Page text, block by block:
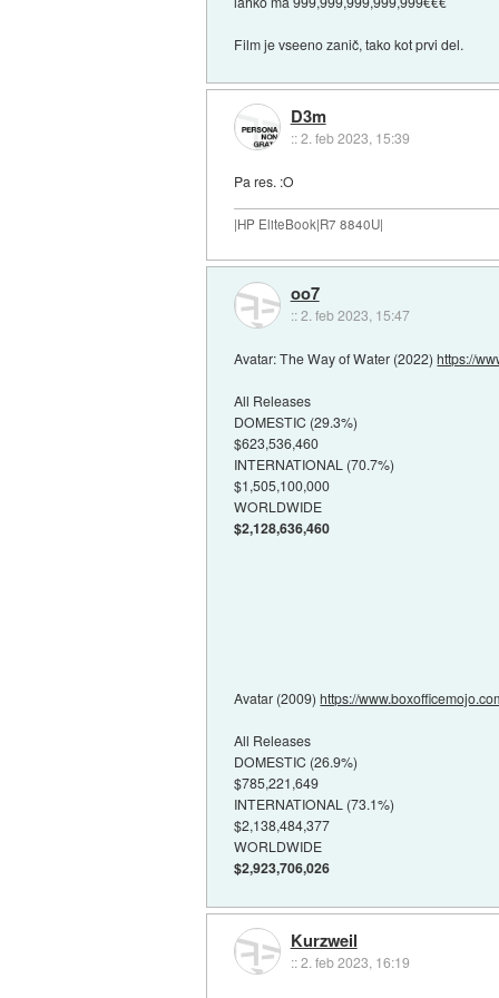
Film je vseeno zanič, tako kot prvi del.
D3m
::2. feb 2023, 15:39
Pa res. :O
|HP EliteBook|R7 8840U|
oo7
::2. feb 2023, 15:47
Avatar: The Way of Water (2022)https://
All Releases
DOMESTIC (29.3%)
$623,536,460
INTERNATIONAL (70.7%)
$1,505,100,000
WORLDWIDE
$2,128,636,460
Avatar (2009)https://
All Releases
DOMESTIC (26.9%)
$785,221,649
INTERNATIONAL (73.1%)
$2,138,484,377
WORLDWIDE
$2,923,706,026
Kurzweil
::2. feb 2023, 16:19